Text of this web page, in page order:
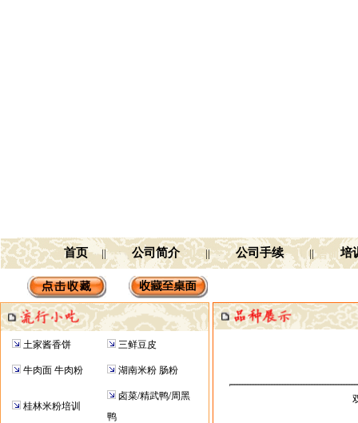
首页 || 公司简介 || 公司手续 || 培
土家酱香饼 三鲜豆皮
牛肉面 牛肉粉 湖南米粉 肠粉
桂林米粉培训
卤菜/精武鸭/周黑
鸭